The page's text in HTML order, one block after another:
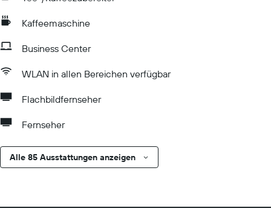
Kaffeemaschine
Business Center
WLAN in allen Bereichen verfügbar
Flachbildfernseher
Fernseher
Alle 85 Ausstattungen anzeigen